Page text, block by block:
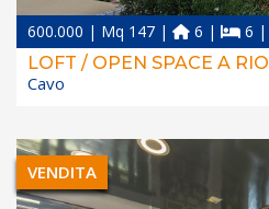
600.000 | Mq 147 | 6 | 6 |
LOFT / OPEN SPACE A RIO
Cavo
VENDITA